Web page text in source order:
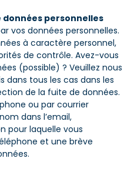
personnelles
vos données personnelles.
à caractère personnel,
de contrôle. Avez-vous
(possible) ? Veuillez nous
dans tous les cas dans les
de la fuite de données.
ou par courrier
dans l’email,
pour laquelle vous
et une brève